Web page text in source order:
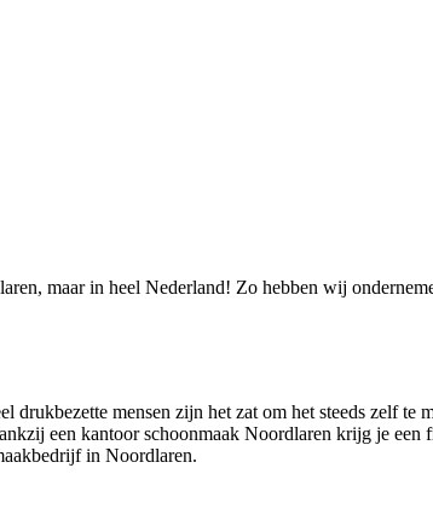
maar in heel Nederland! Zo hebben wij
mensen zijn het zat om het steeds zelf
een kantoor schoonmaak Noordlaren krijg je
in Noordlaren.